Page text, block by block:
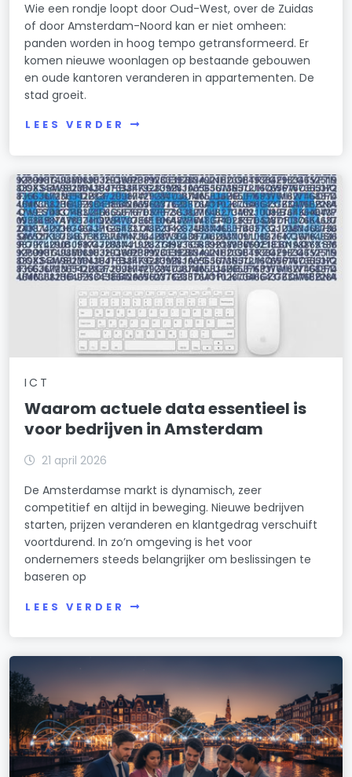
Wie een rondje loopt door Oud-West, over de Zuidas
of door Amsterdam-Noord kan er niet omheen:
panden worden in hoog tempo getransformeerd. Er
komen nieuwe woonlagen op bestaande gebouwen
en oude kantoren veranderen in appartementen. De
stad groeit.
LEES VERDER
ICT
Waarom actuele data essentieel is
voor bedrijven in Amsterdam
21 april 2026
De Amsterdamse markt is dynamisch, zeer
competitief en altijd in beweging. Nieuwe bedrijven
starten, prijzen veranderen en klantgedrag verschuift
voortdurend. In zo’n omgeving is het voor
ondernemers steeds belangrijker om beslissingen te
baseren op
LEES VERDER